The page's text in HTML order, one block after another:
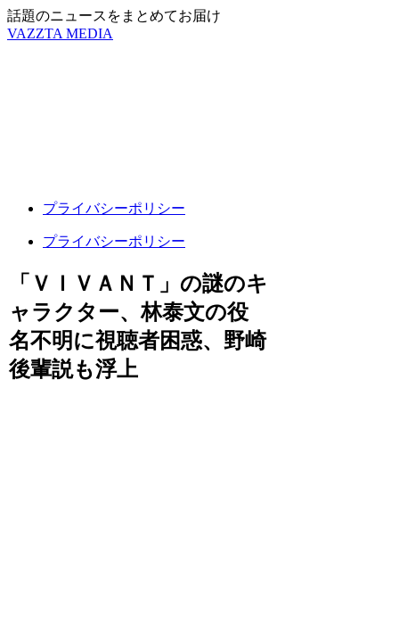
話題のニュースをまとめてお届け
VAZZTA MEDIA
プライバシーポリシー
プライバシーポリシー
「ＶＩＶＡＮＴ」の謎のキ
ャラクター、林泰文の役
名不明に視聴者困惑、野崎
後輩説も浮上